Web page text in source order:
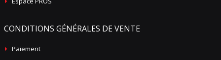
CONDITIONS GÉNÉRALES DE VENTE
Paiement